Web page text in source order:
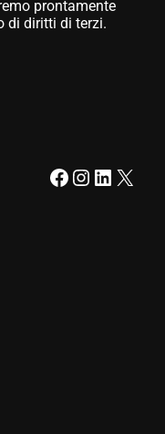
prontamente
di diritti di terzi.
Facebook Instagram LinkedIn X